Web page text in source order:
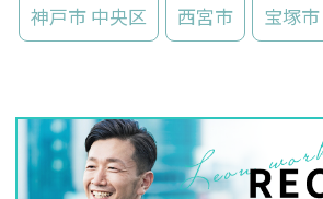
神戸市 中央区 西宮市 宝塚市